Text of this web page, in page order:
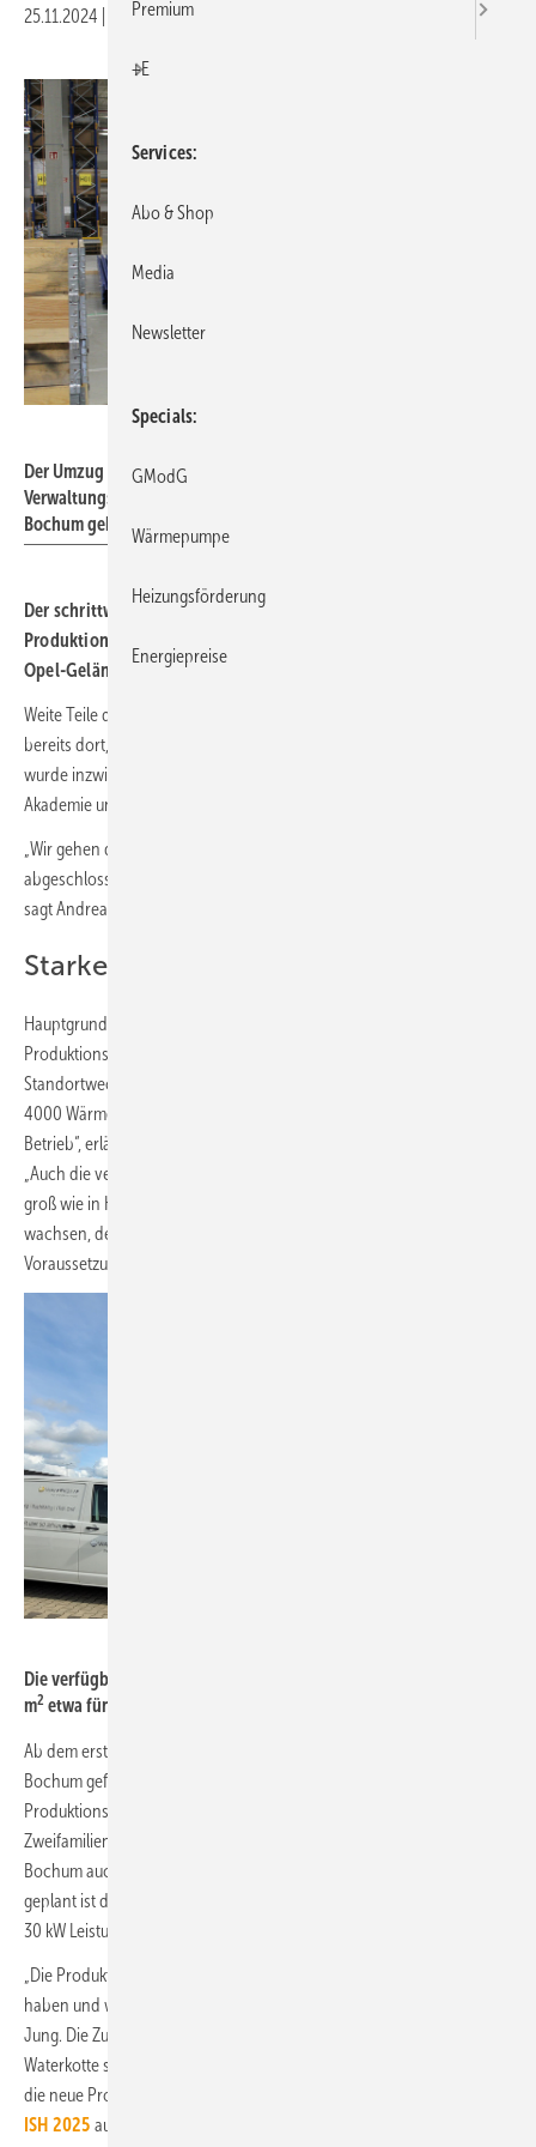
25.11.2024 Druckvorschau
Der Umzug von Waterkotte an seinen neuen Produktions- und
Verwaltungsstandort auf dem ehemaligen Opel-Gelände in
Bochum geht voran.
Der schrittweise Umzug von Waterkotte an seinen neuen
Produktions- und Verwaltungsstandort auf dem ehemaligen
Opel-Gelände in Bochum geht voran.
Weite Teile der Verwaltung und ein kleiner Teil der Fertigung sind
bereits dort, auch der derzeitige Logistikstandort Georgsmarienhütte
wurde inzwischen verlagert. In Kürze folgen Produktentwicklung,
Akademie und die gesamte Produktion.
„Wir gehen davon aus, dass der Umzug im ersten Quartal 2025
abgeschlossen sein wird und wir Herne dann endgültig verlassen“,
sagt Andreas Jung, Geschäftsleiter Technik bei Waterkotte.
Starker Kapazitätsausbau
Hauptgrund für den Umzug sind die begrenzten
Produktionskapazitäten am bisherigen Standort Herne. „Mit dem
Standortwechsel erhöhen wir unsere Produktionskapazitäten von
4000 Wärmepumpen pro Jahr auf bis zu 30 000 im Drei-Schicht-
Betrieb“, erläutert Claus-Rainer Fischer, Geschäftsleiter Automation.
„Auch die verfügbare Lagerfläche ist mit rund 5000 m
groß wie in Herne. Wir wollen in den kommenden Jahren deutlich
wachsen, der neue Standort bietet dafür die notwendigen
Voraussetzungen.“
Die verfügbare Lagerfläche am neuen Standort ist mit rund 5000
m2 etwa fünf Mal so groß wie bisher in Herne.
Ab dem ersten Quartal 2025 sollen alle bestehenden Produkte in
Bochum gefertigt werden. Hinzu kommen zusätzliche
Produktionslinien für neue Luft - und Erdwärmepumpen im Ein- und
Zweifamilienhaus-Segment. Der Hersteller produziert ab 2025 in
Bochum auch für andere Unternehmen der
geplant ist die Fertigung von größeren Wärmepumpen mit mehr als
30 kW Leistung.
„Die Produktion für die Gruppe wird einen erheblichen Umfang
haben und war ein wichtiger Faktor bei der Standortentscheidung“, so
Jung. Die Zusammenarbeit innerhalb der Nibe-Gruppe, der
Waterkotte seit 2020 angehört, soll weiter ausgebaut werden. So ist
die neue Produktlinie EcoTouch Air Bloc, die das Unternehmen zur
ISH 2025 auf den Markt bringt, eine gemeinsame Entwicklung mit dem
Premium
+E
Services
Abo & Shop
Media
Newsletter
Specials
GModG
Wärmepumpe
Heizungsförderung
Energiepreise